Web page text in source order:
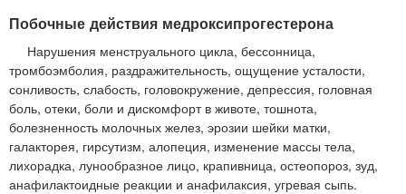
Побочные действия медроксипрогестерона
Нарушения менструального цикла, бессонница,
тромбоэмболия, раздражительность, ощущение усталости,
сонливость, слабость, головокружение, депрессия, головная
боль, отеки, боли и дискомфорт в животе, тошнота,
болезненность молочных желез, эрозии шейки матки,
галакторея, гирсутизм, алопеция, изменение массы тела,
лихорадка, лунообразное лицо, крапивница, остеопороз, зуд,
анафилактоидные реакции и анафилаксия, угревая сыпь.